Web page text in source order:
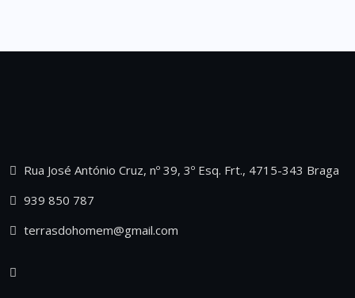
Rua José António Cruz, nº 39, 3º Esq. Frt., 4715-343 Braga
939 850 787
terrasdohomem@gmail.com